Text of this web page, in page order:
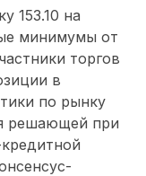
153.10 на
минимумы от
торгов
в
по рынку
решающей при